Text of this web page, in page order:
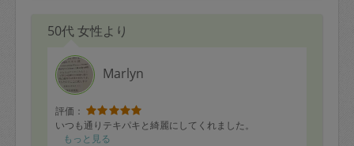
50代 女性より
Marlyn
評価：
いつも通りテキパキと綺麗にしてくれました。
もっと見る